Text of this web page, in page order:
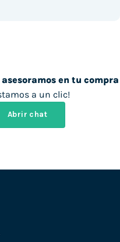
asesoramos en tu compra
a un clic!
Abrir chat